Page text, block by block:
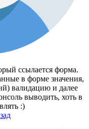
ссылается форма.
в форме значения,
валидацию и далее
выводить, хоть в
:)